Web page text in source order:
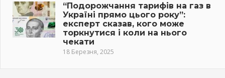
“Подорожчання тарифів на газ в
Україні прямо цього року”:
експерт сказав, кого може
торкнутися і коли на нього
чекати
18 Березня, 2025